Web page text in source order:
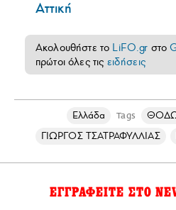
Αττική
Ακολουθήστε το LiFO.gr στο
πρώτοι όλες τις ειδήσεις
Ελλάδα Tags
ΓΙΩΡΓΟΣ ΤΣΑΤΡΑΦΥΛΛΙΑΣ
ΕΓΓΡΑΦΕΙΤΕ ΣΤΟ